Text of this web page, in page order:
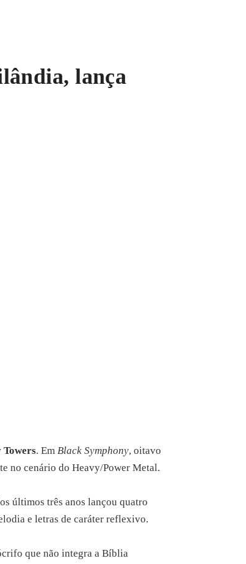
lança
Towers. Em Black Symphony, oitavo
no cenário do Heavy/Power Metal.
últimos três anos lançou quatro
e letras de caráter reflexivo.
que não integra a Bíblia